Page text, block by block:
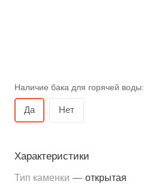
Наличие бака для горячей воды:
Да Нет
Характеристики
Тип каменки — открытая